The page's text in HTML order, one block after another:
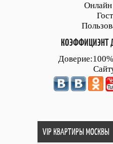
Онлайн
КОЭФФИЦИЭНТ
VIP КВАРТИРЫ МОСКВЫ